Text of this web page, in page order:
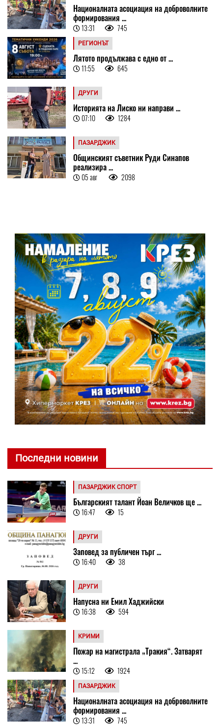
Националната асоциация на доброволните
формирования ...
13:31 745
РЕГИОНЪТ
Лятото продължава с едно от ...
11:55 645
ДРУГИ
Историята на Лиско ни направи ...
07:10 1284
ПАЗАРДЖИК
Общинският съветник Руди Синапов
реализира ...
05 авг 2098
Последни новини
ПАЗАРДЖИК СПОРТ
Българският талант Йоан Величков ще ...
16:47 15
ДРУГИ
Заповед за публичен търг ...
16:40 38
ДРУГИ
Напусна ни Емил Хаджийски
16:38 594
КРИМИ
Пожар на магистрала „Тракия“. Затварят
...
15:12 1924
ПАЗАРДЖИК
Националната асоциация на доброволните
формирования ...
13:31 745